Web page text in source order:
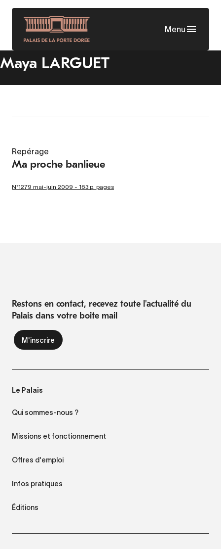
Aller
contenu
principal
Menu
Maya LARGUET
Repérage
Ma proche banlieue
N°1279 mai-juin 2009 - 163 p. pages
Restons en contact, recevez toute l'actualité du
Palais dans votre boite mail
Le Palais
Qui sommes-nous ?
Missions et fonctionnement
Offres d'emploi
Infos pratiques
Éditions